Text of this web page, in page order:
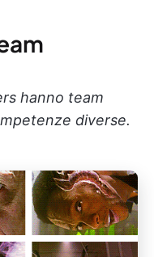
hanno team
diverse.